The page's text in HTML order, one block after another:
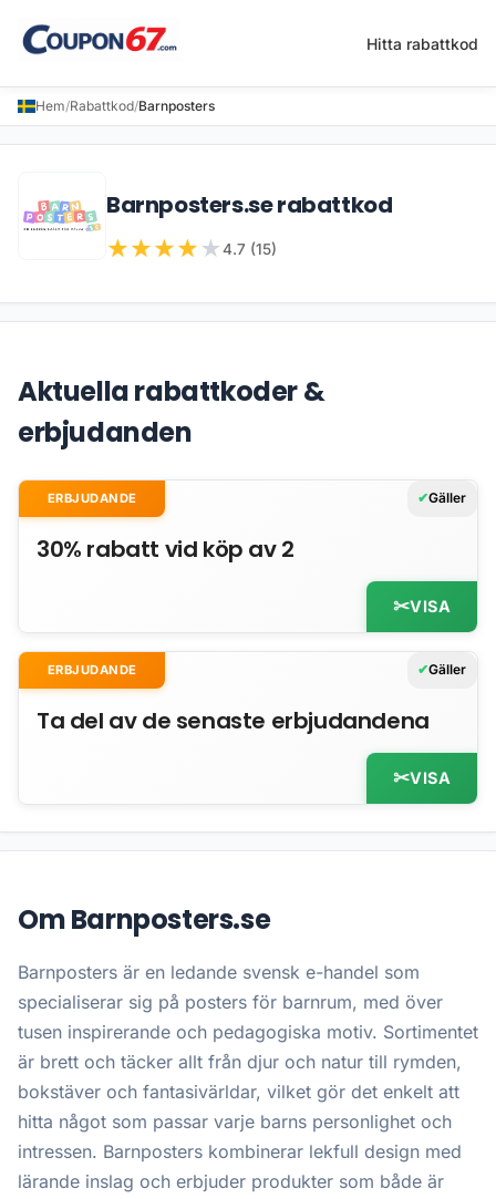
Hitta rabattkod
Hem/Rabattkod/Barnposters
Barnposters.se rabattkod
★★★★ ★4.7 (15)
Aktuella rabattkoder &
erbjudanden
ERBJUDANDE Gäller
30% rabatt vid köp av 2
VISA
ERBJUDANDE Gäller
Ta del av de senaste erbjudandena
VISA
Om Barnposters.se
Barnposters är en ledande svensk e-handel som
specialiserar sig på posters för barnrum, med över
tusen inspirerande och pedagogiska motiv. Sortimentet
är brett och täcker allt från djur och natur till rymden,
bokstäver och fantasivärldar, vilket gör det enkelt att
hitta något som passar varje barns personlighet och
intressen. Barnposters kombinerar lekfull design med
lärande inslag och erbjuder produkter som både är